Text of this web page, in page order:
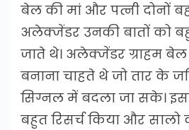
बेल की मां और पत्नी दोनों
अलेक्जेंडर उनकी बातों को
जाते थे। अलेक्जेंडर ग्राहम
बनाना चाहते थे जो तार के
सिग्नल में बदला जा सके।
बहुत रिसर्च किया और